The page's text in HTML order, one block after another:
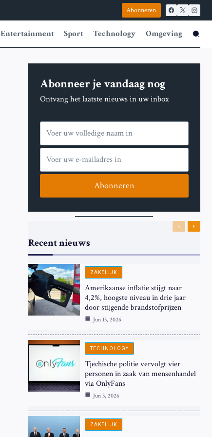
Abonneren
Entertainment Sport Technology Omgeving
Abonneer je vandaag nog
Ontvang het laatste nieuws in uw inbox
Abonneren
Recent nieuws
Previous
Next
ZAKELIJK
Amerikaanse inflatie stijgt naar
4,2%, hoogste niveau in drie jaar
door stijgende brandstofprijzen
Jun 13, 2026
TECHNOLOGY
Tjechische politie vervolgt vier
personen in zaak van mensenhandel
via OnlyFans
Jun 3, 2026
ZAKELIJK